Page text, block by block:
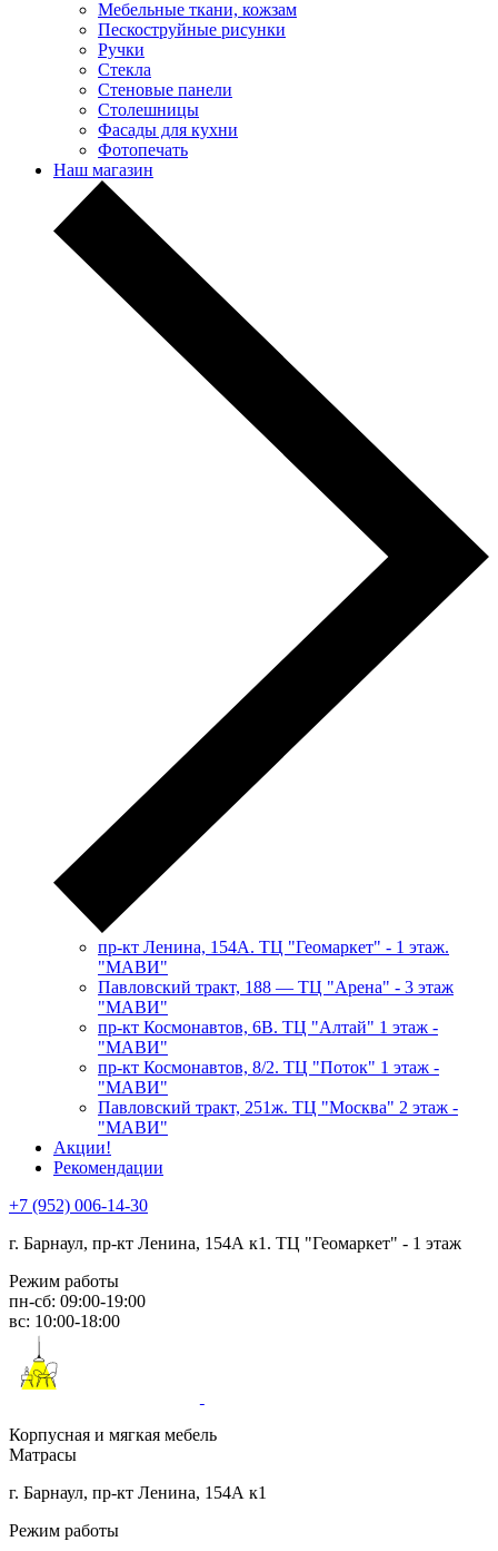
Мебельные ткани, кожзам
Пескоструйные рисунки
Ручки
Стекла
Стеновые панели
Столешницы
Фасады для кухни
Фотопечать
Наш магазин
пр-кт Ленина, 154А. ТЦ "Геомаркет" - 1 этаж.
"МАВИ"
​Павловский тракт, 188 — ТЦ "Арена" - 3 этаж
"МАВИ"
пр-кт Космонавтов, 6В. ТЦ "Алтай" 1 этаж -
"МАВИ"
пр-кт Космонавтов, 8/2. ТЦ "Поток" 1 этаж -
"МАВИ"
Павловский тракт, 251ж. ТЦ "Москва" 2 этаж -
"МАВИ"
Акции!
Рекомендации
+7 (952) 006-14-30
г. Барнаул, пр-кт Ленина, 154А к1. ТЦ "Геомаркет" - 1 этаж
Режим работы
пн-сб: 09:00-19:00
вс: 10:00-18:00
Корпусная и мягкая мебель
Матрасы
г. Барнаул, пр-кт Ленина, 154А к1
Режим работы